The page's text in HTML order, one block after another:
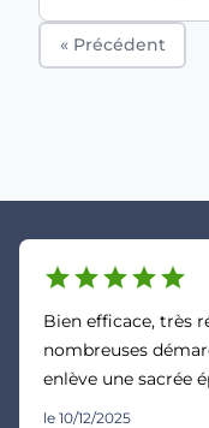
« Précédent
starstarstarstarstar
Bien efficace, très
nombreuses
enlève une sacrée
le 10/12/2025